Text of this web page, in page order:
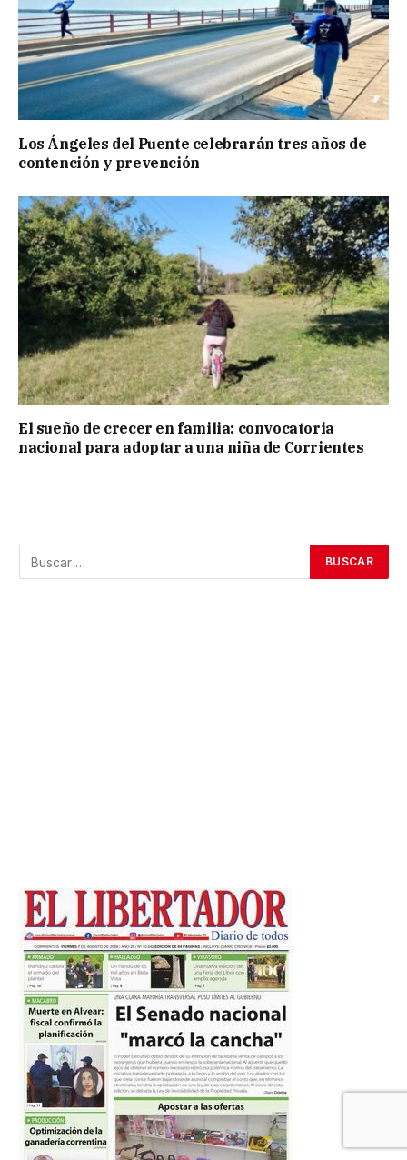
Los Ángeles del Puente celebrarán tres años de
contención y prevención
El sueño de crecer en familia: convocatoria
nacional para adoptar a una niña de Corrientes